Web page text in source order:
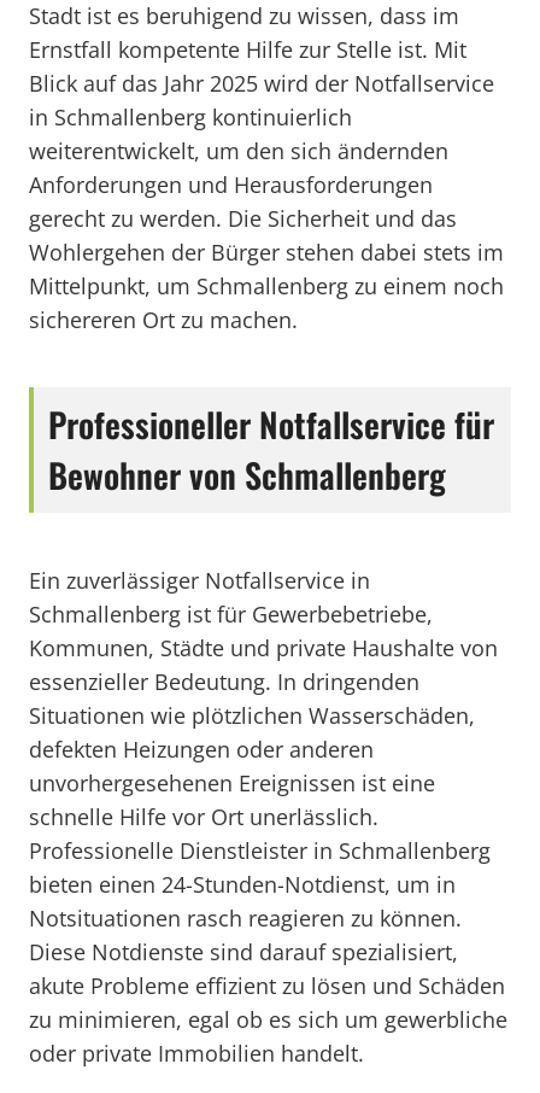
Stadt ist es beruhigend zu wissen, dass im
Ernstfall kompetente Hilfe zur Stelle ist. Mit
Blick auf das Jahr 2025 wird der Notfallservice
in Schmallenberg kontinuierlich
weiterentwickelt, um den sich ändernden
Anforderungen und Herausforderungen
gerecht zu werden. Die Sicherheit und das
Wohlergehen der Bürger stehen dabei stets im
Mittelpunkt, um Schmallenberg zu einem noch
sichereren Ort zu machen.
Professioneller Notfallservice für
Bewohner von Schmallenberg
Ein zuverlässiger Notfallservice in
Schmallenberg ist für Gewerbebetriebe,
Kommunen, Städte und private Haushalte von
essenzieller Bedeutung. In dringenden
Situationen wie plötzlichen Wasserschäden,
defekten Heizungen oder anderen
unvorhergesehenen Ereignissen ist eine
schnelle Hilfe vor Ort unerlässlich.
Professionelle Dienstleister in Schmallenberg
bieten einen 24-Stunden-Notdienst, um in
Notsituationen rasch reagieren zu können.
Diese Notdienste sind darauf spezialisiert,
akute Probleme effizient zu lösen und Schäden
zu minimieren, egal ob es sich um gewerbliche
oder private Immobilien handelt.